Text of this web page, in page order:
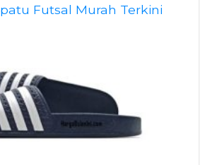
Futsal Murah Terkini